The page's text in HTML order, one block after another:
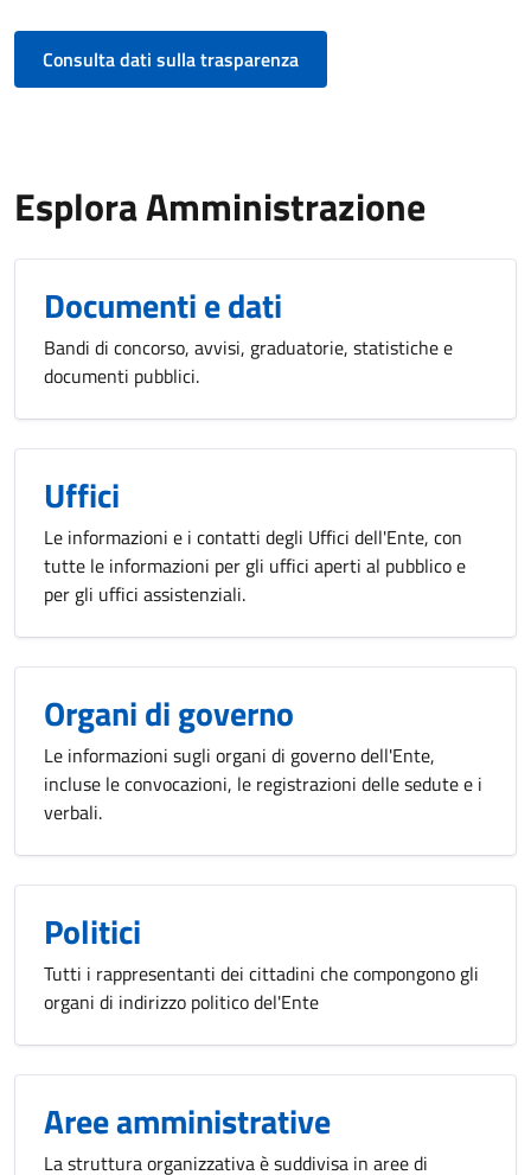
Consulta dati sulla trasparenza
Esplora Amministrazione
Documenti e dati
Bandi di concorso, avvisi, graduatorie, statistiche e
documenti pubblici.
Uffici
Le informazioni e i contatti degli Uffici dell'Ente, con
tutte le informazioni per gli uffici aperti al pubblico e
per gli uffici assistenziali.
Organi di governo
Le informazioni sugli organi di governo dell'Ente,
incluse le convocazioni, le registrazioni delle sedute e i
verbali.
Politici
Tutti i rappresentanti dei cittadini che compongono gli
organi di indirizzo politico del'Ente
Aree amministrative
La struttura organizzativa è suddivisa in aree di